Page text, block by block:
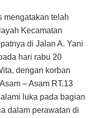
mengatakan telah
Kecamatan
di Jalan A. Yani
hari rabu 20
dengan korban
– Asam RT.13
luka pada bagian
dalam perawatan di